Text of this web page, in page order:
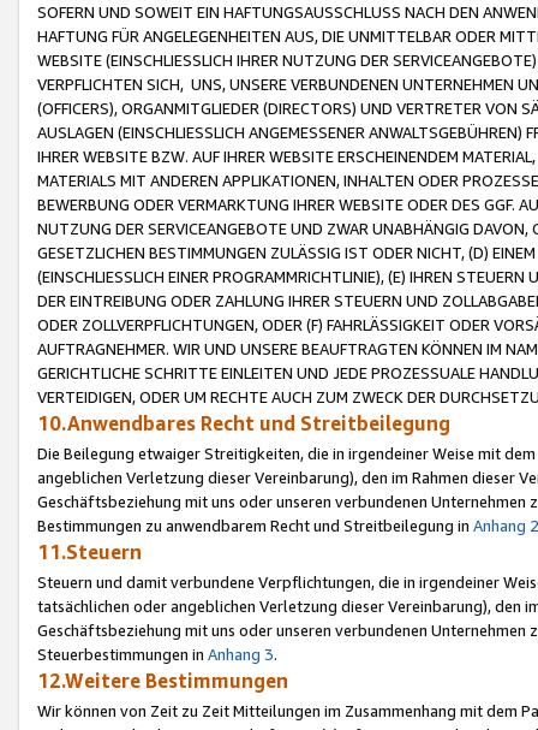
SOFERN UND SOWEIT EIN HAFTUNGSAUSSCHLUSS NACH DEN
HAFTUNG FÜR ANGELEGENHEITEN AUS, DIE UNMITTELBAR ODER
WEBSITE (EINSCHLIESSLICH IHRER NUTZUNG DER
VERPFLICHTEN SICH, UNS, UNSERE VERBUNDENEN UNTERNEHMEN
(OFFICERS), ORGANMITGLIEDER (DIRECTORS) UND VERTRETER VON
AUSLAGEN (EINSCHLIESSLICH ANGEMESSENER
IHRER WEBSITE BZW. AUF IHRER WEBSITE ERSCHEINENDEM
MATERIALS MIT ANDEREN APPLIKATIONEN, INHALTEN ODER
BEWERBUNG ODER VERMARKTUNG IHRER WEBSITE ODER DES GGF.
NUTZUNG DER SERVICEANGEBOTE UND ZWAR UNABHÄNGIG
GESETZLICHEN BESTIMMUNGEN ZULÄSSIG IST ODER NICHT, (D)
(EINSCHLIESSLICH EINER PROGRAMMRICHTLINIE), (E) IHREN
DER EINTREIBUNG ODER ZAHLUNG IHRER STEUERN UND
ODER ZOLLVERPFLICHTUNGEN, ODER (F) FAHRLÄSSIGKEIT ODER
AUFTRAGNEHMER. WIR UND UNSERE BEAUFTRAGTEN KÖNNEN IM
GERICHTLICHE SCHRITTE EINLEITEN UND JEDE PROZESSUALE
VERTEIDIGEN, ODER UM RECHTE AUCH ZUM ZWECK DER
10.Anwendbares Recht und Streitbeilegung
Die Beilegung etwaiger Streitigkeiten, die in irgendeiner Weise mit
angeblichen Verletzung dieser Vereinbarung), den im Rahmen dieser
Geschäftsbeziehung mit uns oder unseren verbundenen
Bestimmungen zu anwendbarem Recht und Streitbeilegung in Anhang 2
11.Steuern
Steuern und damit verbundene Verpflichtungen, die in irgendeiner
tatsächlichen oder angeblichen Verletzung dieser Vereinbarung), den
Geschäftsbeziehung mit uns oder unseren verbundenen
Steuerbestimmungen in Anhang 3.
12.Weitere Bestimmungen
Wir können von Zeit zu Zeit Mitteilungen im Zusammenhang mit dem